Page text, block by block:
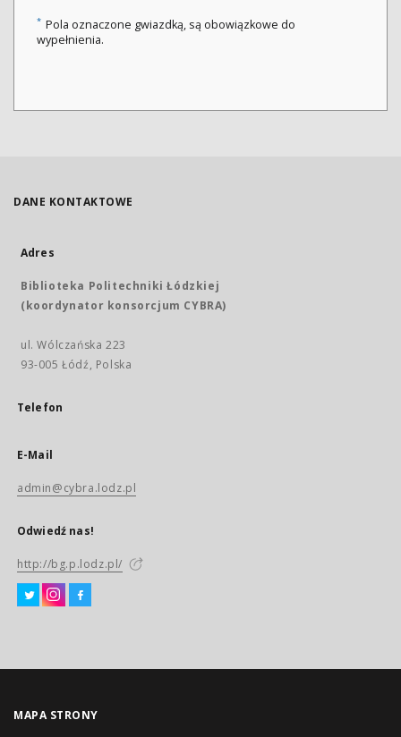
* Pola oznaczone gwiazdką, są obowiązkowe do
wypełnienia.
DANE KONTAKTOWE
Adres
Biblioteka Politechniki Łódzkiej
(koordynator konsorcjum CYBRA)
ul. Wólczańska 223
93-005 Łódź, Polska
Telefon
E-Mail
admin@cybra.lodz.pl
Odwiedź nas!
http://bg.p.lodz.pl/
MAPA STRONY